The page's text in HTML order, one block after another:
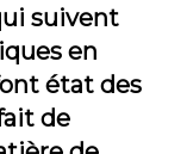
suivent
en
état des
de